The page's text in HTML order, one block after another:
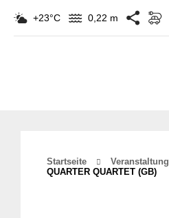
+23°C 0,22 m
Startseite Veranstaltung
QUARTER QUARTET (GB)